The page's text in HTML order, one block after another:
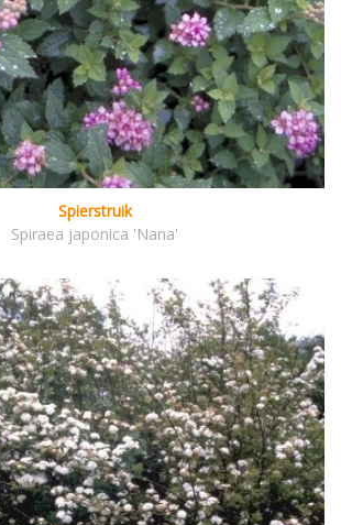
Spierstruik
Spiraea japonica 'Nana'